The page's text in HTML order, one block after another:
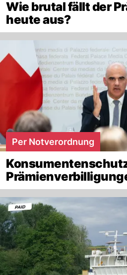
Wie brutal fällt der
heute aus?
Per Notverordnung